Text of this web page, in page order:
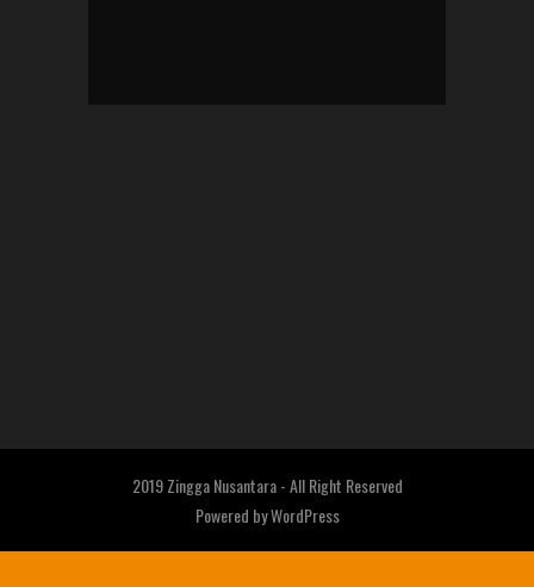
2019 Zingga Nusantara - All Right Reserved
Powered byWordPress